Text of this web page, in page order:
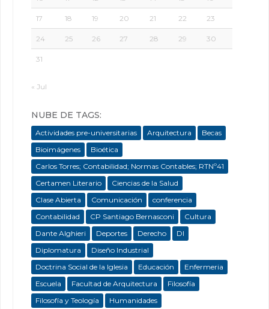
17 18 19 20 21 22 23
24 25 26 27 28 29 30
31
« Jul
NUBE DE TAGS:
Actividades pre-universitarias Arquitectura
Becas
Bioimágenes
Bioética
Carlos Torres; Contabilidad; Normas Contables; RTNº41
Certamen Literario
Ciencias de la Salud
Clase Abierta
Comunicación
conferencia
Contabilidad
CP Santiago Bernasconi
Cultura
Dante Alghieri
Deportes Derecho
DI
Diplomatura
Diseño Industrial
Doctrina Social de la Iglesia
Educación
Enfermeria
Escuela
Facultad de Arquitectura
Filosofía
Filosofía y Teología
Humanidades